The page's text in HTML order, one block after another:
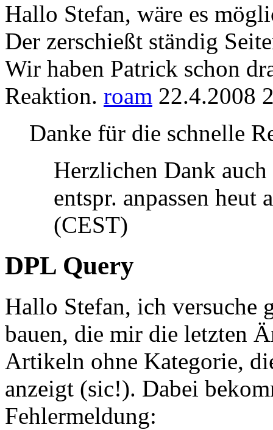
Hallo Stefan, wäre es
Der zerschießt ständig
Wir haben Patrick schon
Reaktion. roam 22.4.2008
Danke für die schnelle
Herzlichen Dank
entspr. anpassen heut
(CEST)
DPL Query
Hallo Stefan, ich versuche
bauen, die mir die letzten
Artikeln ohne Kategorie,
anzeigt (sic!). Dabei
Fehlermeldung: